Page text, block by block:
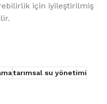
için iyileştirilmiş
tarımsal su yönetimi